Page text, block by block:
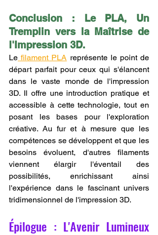
Conclusion : Le PLA, Un
Tremplin vers la Maîtrise de
l'Impression 3D.
Le filament PLA représente le point de
départ parfait pour ceux qui s'élancent
dans le vaste monde de l'impression
3D. Il offre une introduction pratique et
accessible à cette technologie, tout en
posant les bases pour l'exploration
créative. Au fur et à mesure que les
compétences se développent et que les
besoins évoluent, d'autres filaments
viennent élargir l'éventail des
possibilités, enrichissant ainsi
l'expérience dans le fascinant univers
tridimensionnel de l'impression 3D.
Épilogue : L'Avenir Lumineux